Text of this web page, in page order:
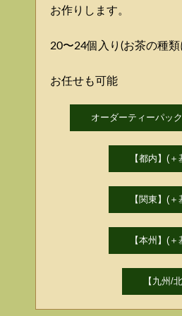
お作りします。
20〜24個入り(お茶の種類
お任せも可能
オーダーティーパッ
【都内】(
【関東】(
【本州】(
【九州/